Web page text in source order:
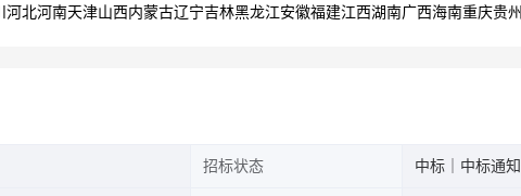
河北河南天津山西内蒙古辽宁吉林黑龙江安徽福建江西湖南广西海南重庆贵州
招标状态 中标｜中标通知